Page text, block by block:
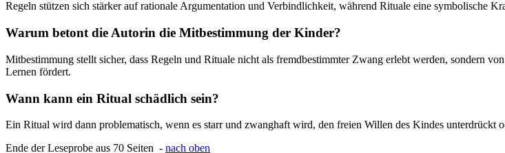
Regeln stützen sich stärker auf rationale Argumentation und Verbindlichkeit, während Rituale eine symbolische
Warum betont die Autorin die Mitbestimmung der Kinder?
Mitbestimmung stellt sicher, dass Regeln und Rituale nicht als fremdbestimmter Zwang erlebt werden, sondern
Lernen fördert.
Wann kann ein Ritual schädlich sein?
Ein Ritual wird dann problematisch, wenn es starr und zwanghaft wird, den freien Willen des Kindes unterdrückt
Ende der Leseprobe aus 70 Seiten - nach oben